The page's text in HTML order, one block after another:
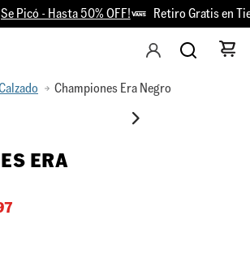
Picó - Hasta 50% OFF! Retiro Gratis en
Championes Era Negro
ERA